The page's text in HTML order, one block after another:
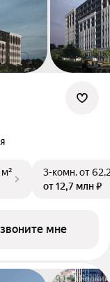
м²
3-комн.от
от 12,7 млн ₽
мне